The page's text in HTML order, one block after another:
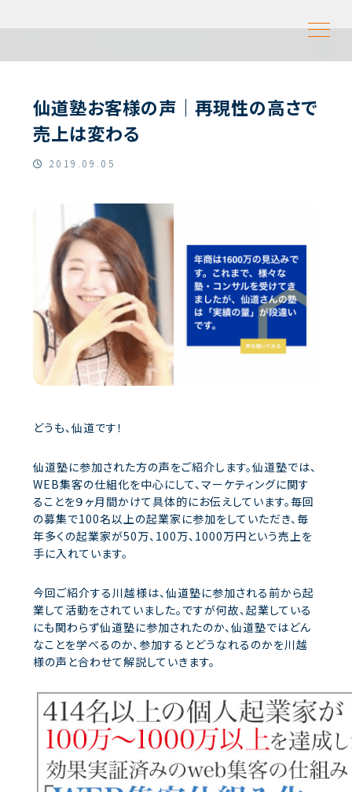
仙道塾お客様の声｜再現性の高さで
売上は変わる
2019.09.05
どうも、仙道です！
仙道塾に参加された方の声をご紹介します。仙道塾では、
WEB集客の仕組化を中心にして、マーケティングに関す
ることを９ヶ月間かけて具体的にお伝えしています。毎回
の募集で100名以上の起業家に参加をしていただき、毎
年多くの起業家が50万、100万、1000万円という売上を
手に入れています。
今回ご紹介する川越様は、仙道塾に参加される前から起
業して活動をされていました。ですが何故、起業している
にも関わらず仙道塾に参加されたのか、仙道塾ではどん
なことを学べるのか、参加するとどうなれるのかを川越
様の声と合わせて解説していきます。